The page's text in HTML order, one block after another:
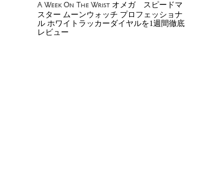
A Week On The Wrist オメガ スピードマ
スター ムーンウォッチ プロフェッショナ
ル ホワイトラッカーダイヤルを1週間徹底
レビュー